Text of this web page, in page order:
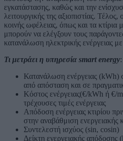
εγκατάστασης, καθώς και την
λειτουργικής της αξιοπιστίας. Τέλος,
κοινής ωφέλειας, όπως και τα
μπορούν να ελέγξουν τους
κατανάλωση ηλεκτρικής ενέργειας
Τι μετράει η υπηρεσία smart energy:
Κατανάλωση ενέργειας
από απόσταση και σε
Κόστος ενέργειας(€/kWh ή €/
τρέχουσες τιμές ενέργειας
Απόδοση ενέργειας κτιρίου
στην αναβάθμιση ενεργειακής
Συντελεστή ισχύος (sin, cosin)
Δείκτη ενεργειακής απόδοσης